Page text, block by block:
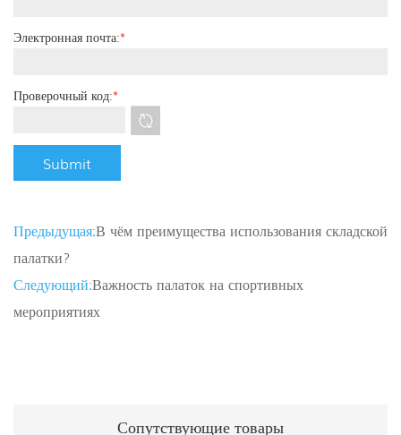
Электронная почта:*
Проверочный код:*
Предыдущая:В чём преимущества использования складской
палатки?
Следующий:Важность палаток на спортивных
мероприятиях
Сопутствующие товары